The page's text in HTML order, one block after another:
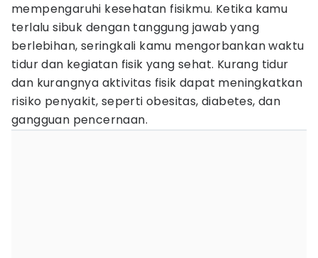
mempengaruhi kesehatan fisikmu. Ketika kamu
terlalu sibuk dengan tanggung jawab yang
berlebihan, seringkali kamu mengorbankan waktu
tidur dan kegiatan fisik yang sehat. Kurang tidur
dan kurangnya aktivitas fisik dapat meningkatkan
risiko penyakit, seperti obesitas, diabetes, dan
gangguan pencernaan.